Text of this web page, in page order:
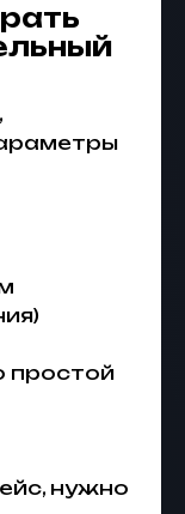
простой
нужно